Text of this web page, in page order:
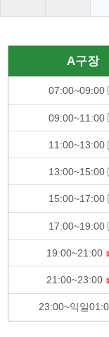
A구장
07:00~09:00
09:00~11:00
11:00~13:00
13:00~15:00
15:00~17:00
17:00~19:00
19:00~21:00
21:00~23:00
23:00~익일